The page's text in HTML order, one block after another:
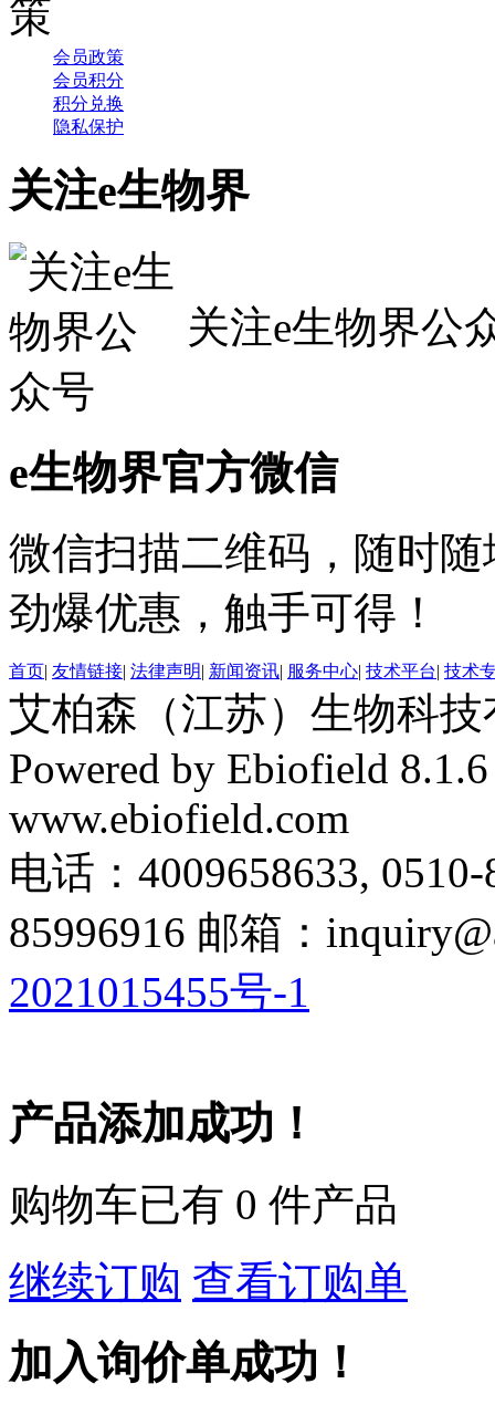
会员政策
会员积分
积分兑换
隐私保护
关注e生物界
关注e生物界公
e生物界官方微信
微信扫描二维码，随时
劲爆优惠，触手可得！
首页| 友情链接| 法律声明| 新闻资讯| 服务中心| 技术平台| 技术
艾柏森（江苏）生物科技
Powered by Ebiofield
www.ebiofield.com
电话：4009658633,
85996916 邮箱：
2021015455号-1
产品添加成功！
购物车已有 0 件产品
继续订购 查看订购单
加入询价单成功！